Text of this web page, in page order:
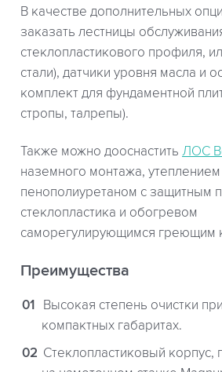
В качестве дополнительных
заказать лестницы
стеклопластикового профиля,
стали), датчики уровня масла и
комплект для фундаментной
стропы, талрепы).
Также можно дооснастить ЛОС
наземного монтажа, утеплением
пенополиуретаном с защитным
стеклопластика и обогревом
саморегулирующимся греющим
Преимущества
Высокая степень очистки
компактных габаритах.
Стеклопластиковый корпус,